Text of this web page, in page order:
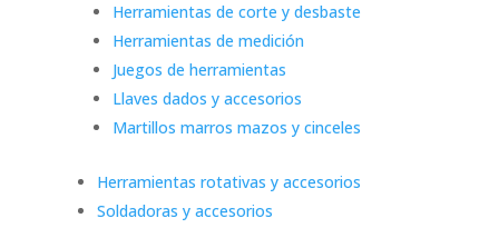
Herramientas de corte y desbaste
Herramientas de medición
Juegos de herramientas
Llaves dados y accesorios
Martillos marros mazos y cinceles
Herramientas rotativas y accesorios
Soldadoras y accesorios